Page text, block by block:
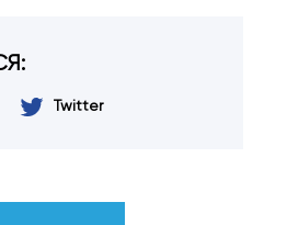
Twitter